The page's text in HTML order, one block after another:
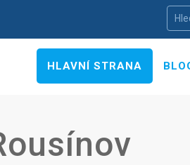
HLAVNÍ STRANA